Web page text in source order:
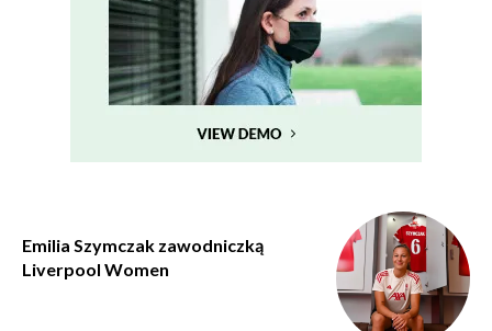
Emilia Szymczak zawodniczką
Liverpool Women